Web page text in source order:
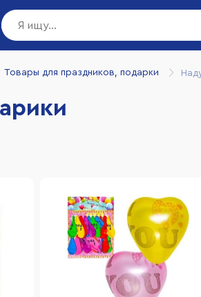
Товары для праздников, подарки